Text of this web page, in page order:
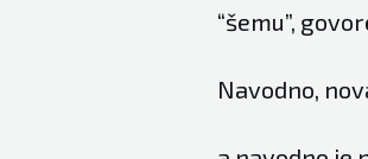
“šemu”,
Navodno,